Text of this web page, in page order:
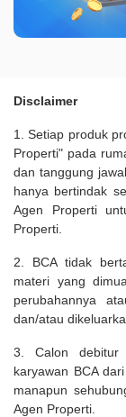
Disclaimer
1. Setiap produk
Properti" pada
dan tanggung
hanya bertindak
Agen Properti
Properti.
2. BCA tidak
materi yang
perubahannya
dan/atau
3. Calon debitur
karyawan BCA
manapun
Agen Properti.